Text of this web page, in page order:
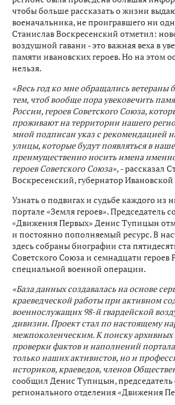
чтобы больше рассказать о жизни
военачальника, не проигравшего ни
Станислав Воскресенский отметил:
воздушной гавани - это важная веха в
памяти ивановских героев. Но на этом
нельзя.
«Весь год ко мне обращались ветераны
тем, чтоб вообще пора увековечить
России, героев Советского Союза,
проживают на территории нашего
мной подписан указ с рекомендацией
улицы, которые будут появляться в
преимущественно носить имена
героев Советского Союза», - рассказал
Воскресенский, губернатор Ивановской
Узнать о подвигах и судьбе каждого из
портале «Земля героев». Председатель
«Движения Первых» Денис Тупицын
и постоянно пополняемый ресурс. В
здесь собраны биографии ста
Советского Союза и семнадцати героев
специальной военной операции.
«База данных создавалась на основе
краеведческой работы при активном
военнослужащих 98-й гвардейской
дивизии. Проект стал по настоящему
межпоколенческим. К поиску архивных
проверки фактов и наполнений
только наших активистов, но и
историков, краеведов, членов
сообщил Денис Тупицын, председатель
регионального отделения «Движения